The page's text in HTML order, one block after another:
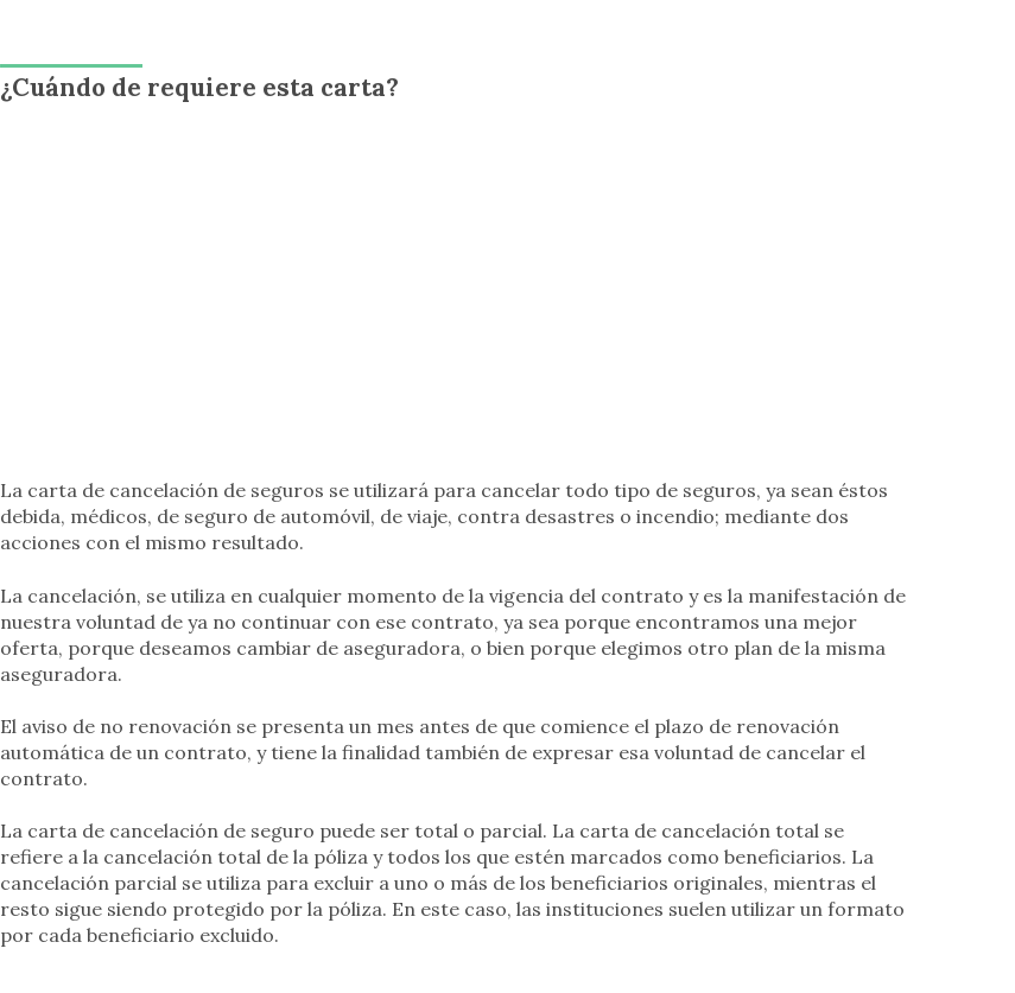
¿Cuándo de requiere esta carta?
La carta de cancelación de seguros se utilizará para cancelar todo tipo de seguros, ya sean éstos
debida, médicos, de seguro de automóvil, de viaje, contra desastres o incendio; mediante dos
acciones con el mismo resultado.
La cancelación, se utiliza en cualquier momento de la vigencia del contrato y es la manifestación de
nuestra voluntad de ya no continuar con ese contrato, ya sea porque encontramos una mejor
oferta, porque deseamos cambiar de aseguradora, o bien porque elegimos otro plan de la misma
aseguradora.
El aviso de no renovación se presenta un mes antes de que comience el plazo de renovación
automática de un contrato, y tiene la finalidad también de expresar esa voluntad de cancelar el
contrato.
La carta de cancelación de seguro puede ser total o parcial. La carta de cancelación total se
refiere a la cancelación total de la póliza y todos los que estén marcados como beneficiarios. La
cancelación parcial se utiliza para excluir a uno o más de los beneficiarios originales, mientras el
resto sigue siendo protegido por la póliza. En este caso, las instituciones suelen utilizar un formato
por cada beneficiario excluido.